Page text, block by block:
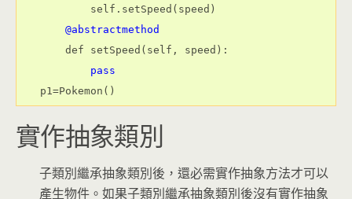
        self.setSpeed(speed)
@abstractmethod
    def setSpeed(self, speed):
pass
p1=Pokemon()
實作抽象類別
子類別繼承抽象類別後，還必需實作抽象方法才可以
產生物件。如果子類別繼承抽象類別後沒有實作抽象